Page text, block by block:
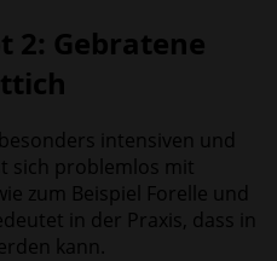
2: Gebratene
intensiven und
sich problemlos mit
zum Beispiel Forelle und
in der Praxis, dass in
kann.